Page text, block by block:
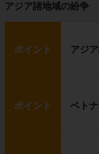
アジア諸地域の紛争
ポイント アジ
ポイント ベト